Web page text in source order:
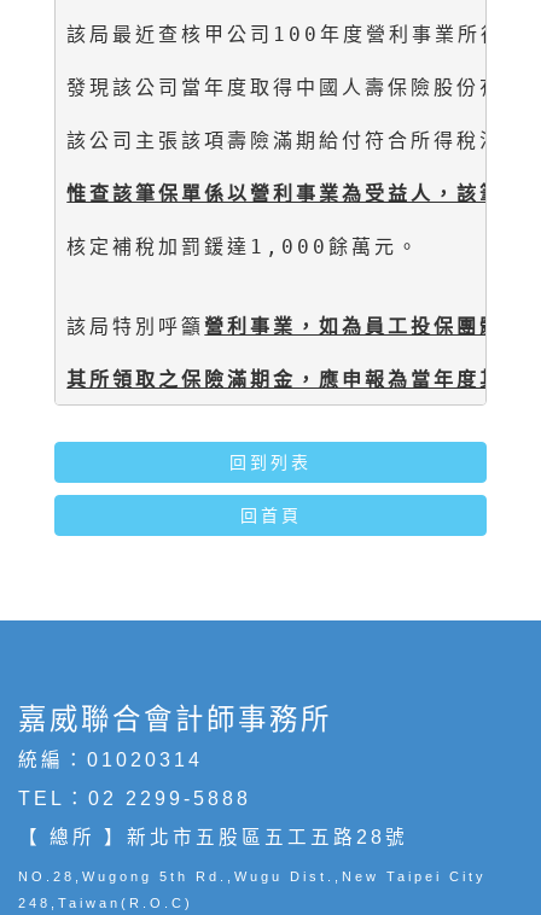
該局最近查核甲公司100年度營利事業所得稅
發現該公司當年度取得中國人壽保險股份有
該公司主張該項壽險滿期給付符合所得稅法
惟查該筆保單係以營利事業為受益人，該筆滿
核定補稅加罰鍰達1,000餘萬元。
該局特別呼籲營利事業，如為員工投保團體壽
其所領取之保險滿期金，應申報為當年度其他
回到列表
回首頁
嘉威聯合會計師事務所
統編：01020314
TEL： 02 2299-5888
【 總所 】新北市五股區五工五路28號
NO.28,Wugong 5th Rd.,Wugu Dist.,New Taipei City
248,Taiwan(R.O.C)